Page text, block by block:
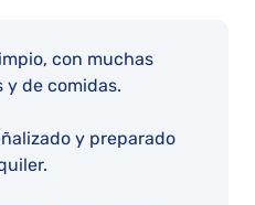
con muchas
y de comidas.
y preparado